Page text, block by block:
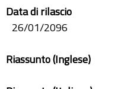
Data di rilascio
26/01/2096
Riassunto (Inglese)